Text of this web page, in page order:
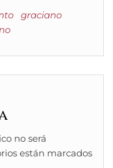
graciano
no será
están marcados